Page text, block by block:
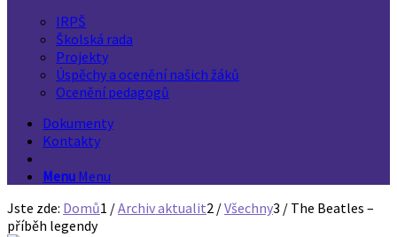
IRPŠ
Školská rada
Projekty
Úspěchy a ocenění našich žáků
Ocenění pedagogů
Dokumenty
Kontakty
Menu Menu
Jste zde: Domů1 /Archiv aktualit2 /Všechny3 / The Beatles –
příběh legendy